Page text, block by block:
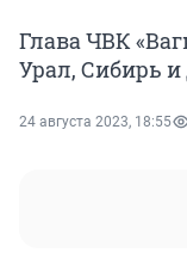
Глава ЧВК
Урал, Сибирь
24 августа 2023, 18:55